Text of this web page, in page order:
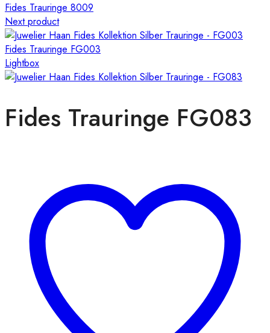
Fides Trauringe 8009
Next product
Fides Trauringe FG003
Lightbox
Fides Trauringe FG083